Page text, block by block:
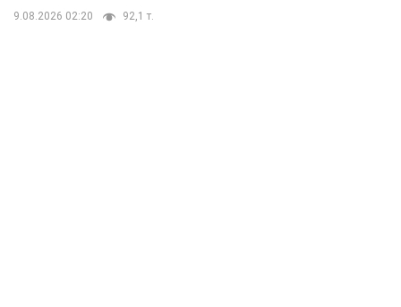
9.08.2026 02:20 92,1 т.